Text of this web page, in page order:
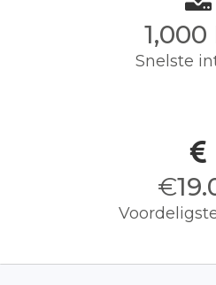
1,000
Snelste
€